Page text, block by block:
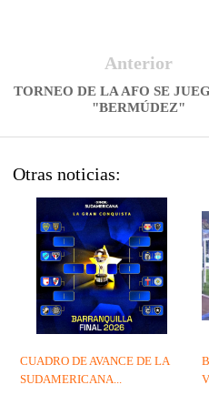
Anterior
TORNEO DE LA AFO SE
"BERMÚDEZ"
Otras noticias:
CUADRO DE AVANCE DE LA
SUDAMERICANA...